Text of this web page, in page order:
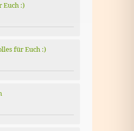
Euch :)
für Euch :)